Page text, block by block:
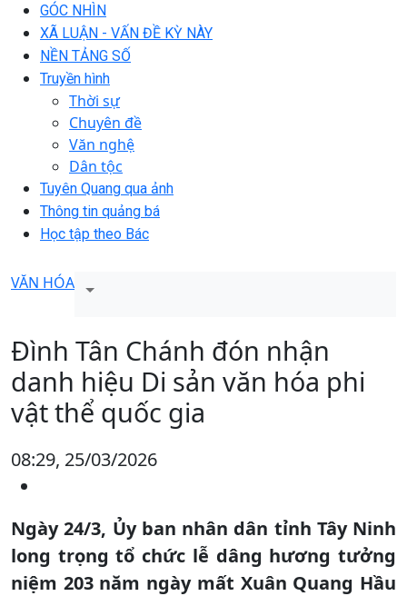
GÓC NHÌN
XÃ LUẬN - VẤN ĐỀ KỲ NÀY
NỀN TẢNG SỐ
Truyền hình
Thời sự
Chuyên đề
Văn nghệ
Dân tộc
Tuyên Quang qua ảnh
Thông tin quảng bá
Học tập theo Bác
VĂN HÓA
Đình Tân Chánh đón nhận
danh hiệu Di sản văn hóa phi
vật thể quốc gia
08:29, 25/03/2026
Ngày 24/3, Ủy ban nhân dân tỉnh Tây Ninh
long trọng tổ chức lễ dâng hương tưởng
niệm 203 năm ngày mất Xuân Quang Hầu